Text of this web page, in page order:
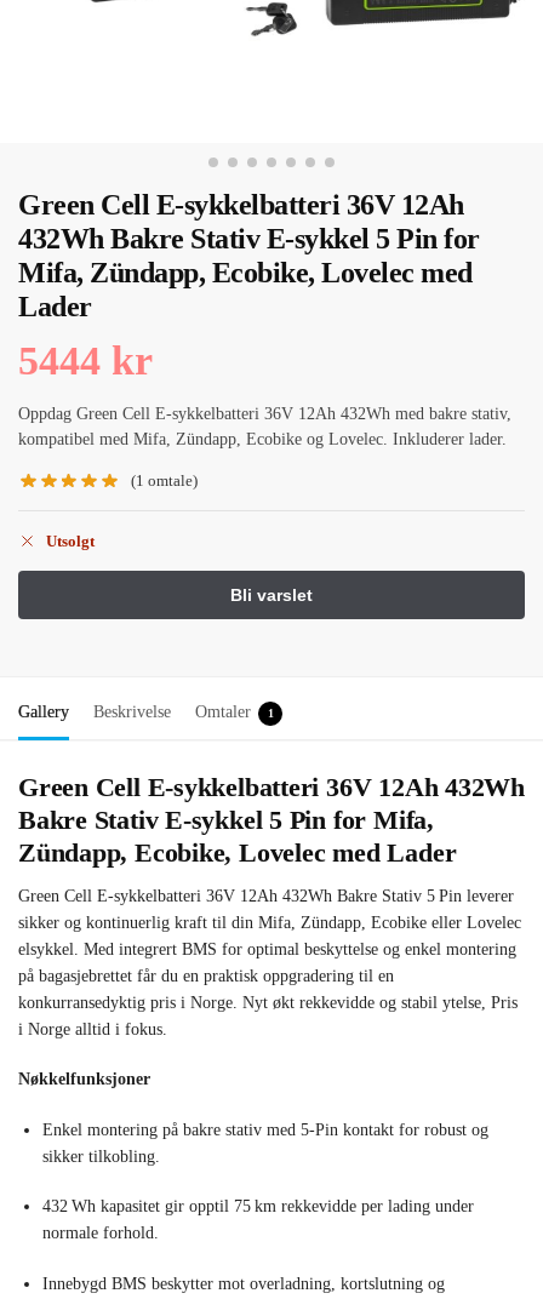
Green Cell E-sykkelbatteri 36V 12Ah
432Wh Bakre Stativ E-sykkel 5 Pin for
Mifa, Zündapp, Ecobike, Lovelec med
Lader
5444 kr
Oppdag Green Cell E-sykkelbatteri 36V 12Ah 432Wh med bakre stativ,
kompatibel med Mifa, Zündapp, Ecobike og Lovelec. Inkluderer lader.
(1 omtale)
Utsolgt
Gallery Beskrivelse Omtaler 1
Green Cell E-sykkelbatteri 36V 12Ah 432Wh
Bakre Stativ E-sykkel 5 Pin for Mifa,
Zündapp, Ecobike, Lovelec med Lader
Green Cell E-sykkelbatteri 36V 12Ah 432Wh Bakre Stativ 5 Pin leverer
sikker og kontinuerlig kraft til din Mifa, Zündapp, Ecobike eller Lovelec
elsykkel. Med integrert BMS for optimal beskyttelse og enkel montering
på bagasjebrettet får du en praktisk oppgradering til en
konkurransedyktig pris i Norge. Nyt økt rekkevidde og stabil ytelse, Pris
i Norge alltid i fokus.
Nøkkelfunksjoner
Enkel montering på bakre stativ med 5‑Pin kontakt for robust og
sikker tilkobling.
432 Wh kapasitet gir opptil 75 km rekkevidde per lading under
normale forhold.
Innebygd BMS beskytter mot overladning, kortslutning og